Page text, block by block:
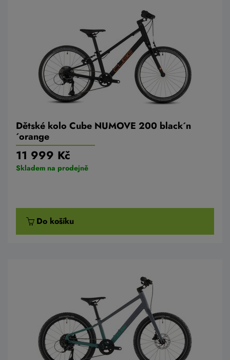
Dětské kolo Cube NUMOVE 200 black´n
´orange
11 999 Kč
Skladem na prodejně
Do košíku